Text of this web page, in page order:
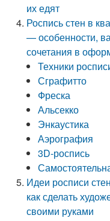
их едят
Роспись стен в
— особенности,
сочетания в
Техники
Сграфитто
Фреска
Альсекко
Энкаустика
Аэрография
3D-роспись
Идеи росписи
как сделать
своими руками